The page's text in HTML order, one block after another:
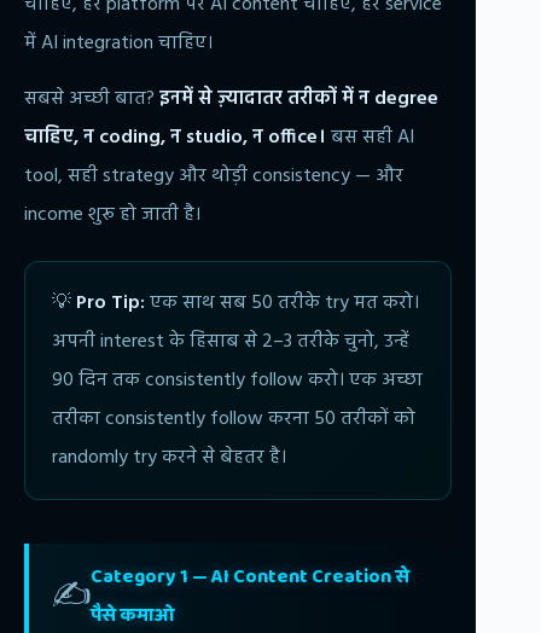
में AI integration चाहिए।
सबसे अच्छी बात?इनमें से ज़्यादातर तरीकों में न degree
चाहिए, न coding, न studio, न office। बस सही AI
tool, सही strategy और थोड़ी consistency — और
income शुरू हो जाती है।
💡Pro Tip:एक साथ सब 50 तरीके try मत करो।
अपनी interest के हिसाब से 2–3 तरीके चुनो, उन्हें
90 दिन तक consistently follow करो। एक अच्छा
तरीका consistently follow करना 50 तरीकों को
randomly try करने से बेहतर है।
✍️Category 1 — AI Content Creation से
पैसे कमाओ